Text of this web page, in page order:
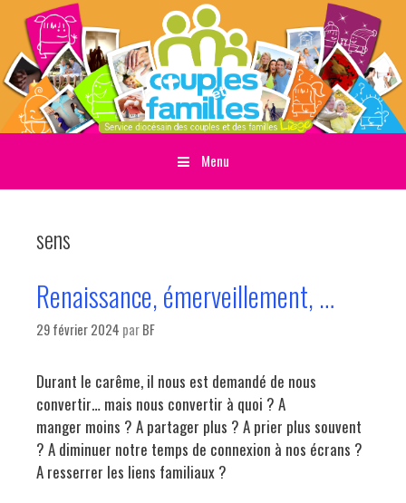
Menu
sens
Renaissance, émerveillement, …
29 février 2024 parBF
Durant le carême, il nous est demandé de nous
convertir… mais nous convertir à quoi ? A
manger moins ? A partager plus ? A prier plus souvent
? A diminuer notre temps de connexion à nos écrans ?
A resserrer les liens familiaux ?